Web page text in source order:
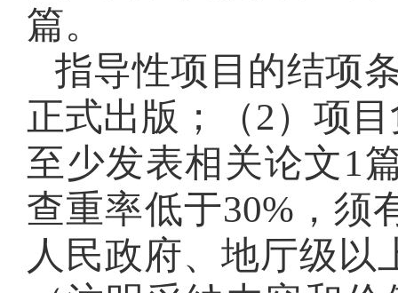
篇。
指导性项目的结项
正式出版；（2）项
至少发表相关论文1
查重率低于30%，须
人民政府、地厅级